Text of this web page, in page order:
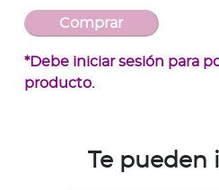
*Debe iniciar sesión para
producto.
Te pueden